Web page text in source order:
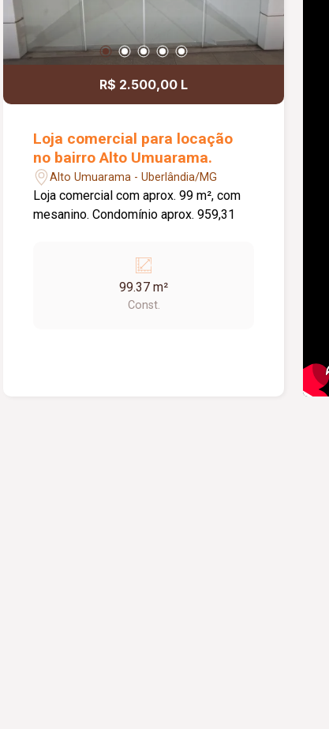
R$ 2.500,00 L
Loja comercial para locação
no bairro Alto Umuarama.
Alto Umuarama - Uberlândia/MG
Loja comercial com aprox. 99 m², com
mesanino. Condomínio aprox. 959,31
99.37 m²
Const.